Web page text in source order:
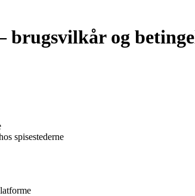
brugsvilkår og
spisestederne